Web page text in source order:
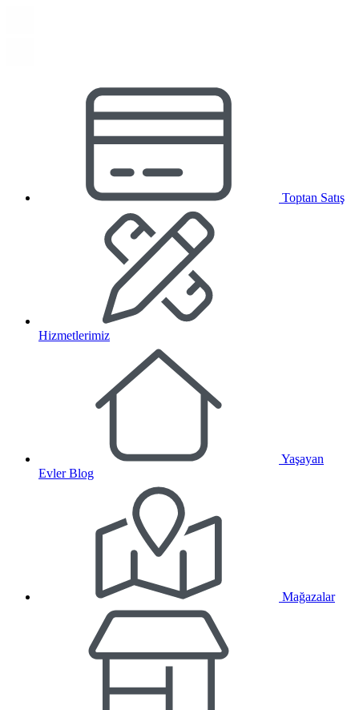
Toptan Satış
Hizmetlerimiz
Yaşayan
Evler Blog
Mağazalar